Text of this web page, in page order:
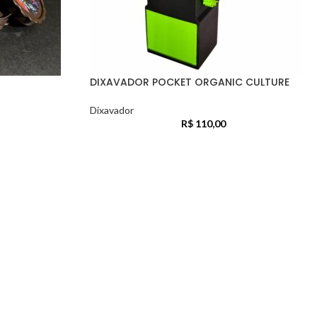
DIXAVADOR POCKET ORGANIC CULTURE
Dixavador
R$ 110,00